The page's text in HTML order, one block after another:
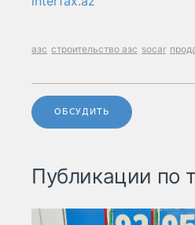
азс строительство азс socar
ОБСУДИТЬ
Публикации по